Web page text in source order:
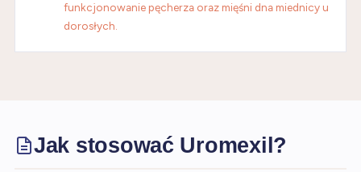
funkcjonowanie pęcherza oraz mięśni dna miednicy u
dorosłych.
Jak stosować Uromexil?